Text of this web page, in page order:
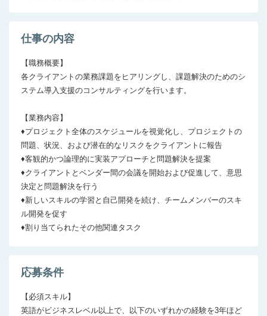
仕事の内容
【職務概要】
各クライアントの業務課題をヒアリングし、課題解決のためのシ
ステム導入支援のコンサルティングを行います。
【業務内容】
♦プロジェクト全体のスケジュールを視覚化し、プロジェクトの
問題、状況、および潜在的なリスクをクライアントに報告
♦客観的かつ論理的に実装アプローチと問題解決を提案
♦クライアントとベンダー間の会議を開始および促進して、意思
決定と問題解決を行う
♦新しいスキルの学習と自己開発を続け、チームメンバーのスキ
ル開発を促す
♦割り当てられたその他関連タスク
応募条件
【必須スキル】
英語がビジネスレベル以上で、以下のいずれかの経験を3年ほど